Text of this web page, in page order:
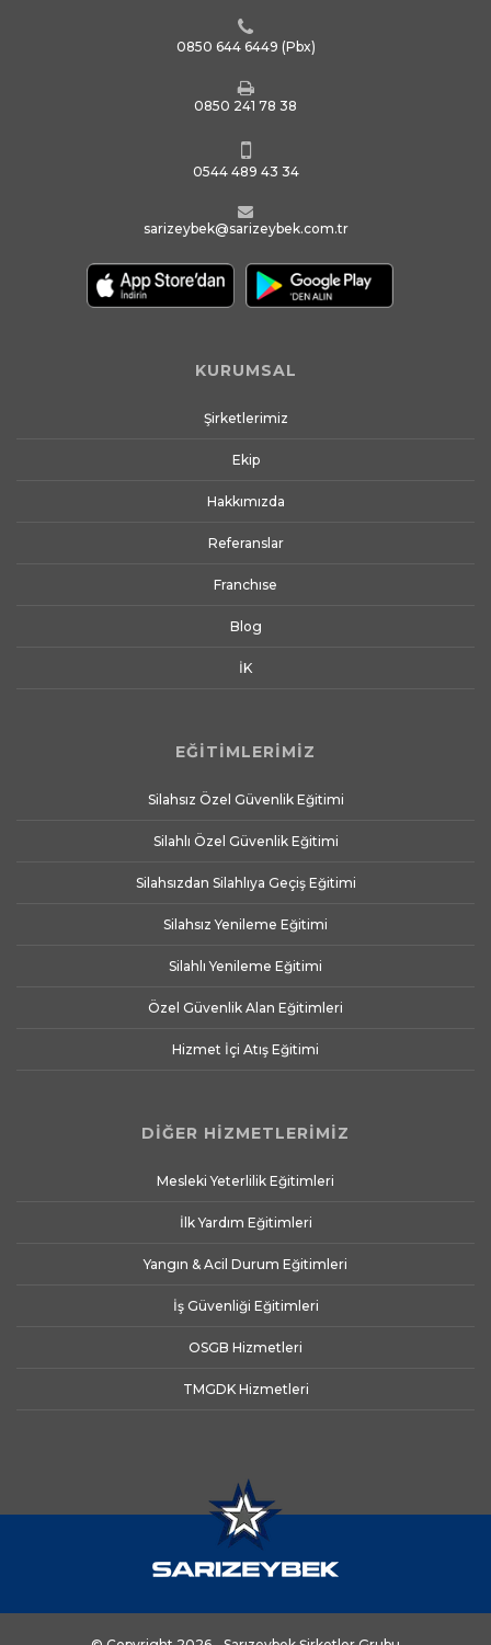
0850 644 6449 (Pbx)
0850 241 78 38
0544 489 43 34
sarizeybek@sarizeybek.com.tr
KURUMSAL
Şirketlerimiz
Ekip
Hakkımızda
Referanslar
Franchıse
Blog
İK
EĞİTİMLERİMİZ
Silahsız Özel Güvenlik Eğitimi
Silahlı Özel Güvenlik Eğitimi
Silahsızdan Silahlıya Geçiş Eğitimi
Silahsız Yenileme Eğitimi
Silahlı Yenileme Eğitimi
Özel Güvenlik Alan Eğitimleri
Hizmet İçi Atış Eğitimi
DİĞER HİZMETLERİMİZ
Mesleki Yeterlilik Eğitimleri
İlk Yardım Eğitimleri
Yangın & Acil Durum Eğitimleri
İş Güvenliği Eğitimleri
OSGB Hizmetleri
TMGDK Hizmetleri